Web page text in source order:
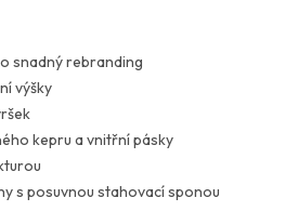
snadný rebranding
výšky
kepru a vnitřní pásky
s posuvnou stahovací sponou